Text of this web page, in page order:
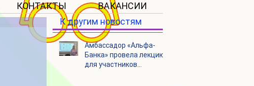
КОНТАКТЫ ВАКАНСИИ
К другим новостям
Амбассадор «Альфа-
Банка» провела лекцию
для участников